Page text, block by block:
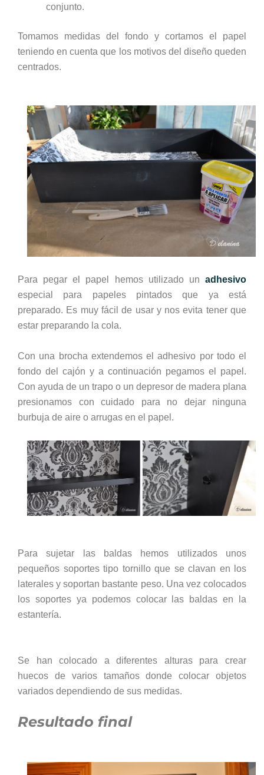
conjunto.
Tomamos medidas del fondo y cortamos el papel
teniendo en cuenta que los motivos del diseño queden
centrados.
Para pegar el papel hemos utilizado un adhesivo
especial para papeles pintados que ya está
preparado. Es muy fácil de usar y nos evita tener que
estar preparando la cola.
Con una brocha extendemos el adhesivo por todo el
fondo del cajón y a continuación pegamos el papel.
Con ayuda de un trapo o un depresor de madera plana
presionamos con cuidado para no dejar ninguna
burbuja de aire o arrugas en el papel.
Para sujetar las baldas hemos utilizados unos
pequeños soportes tipo tornillo que se clavan en los
laterales y soportan bastante peso. Una vez colocados
los soportes ya podemos colocar las baldas en la
estantería.
Se han colocado a diferentes alturas para crear
huecos de varios tamaños donde colocar objetos
variados dependiendo de sus medidas.
Resultado final